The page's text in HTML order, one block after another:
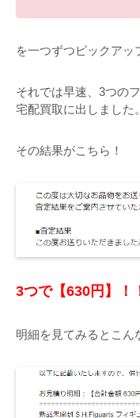
を一つずつピックアッ
それでは早速、3つの
宅配買取に出しました。
その結果がこちら！
3つで【630円】！
明細を見てみるとこん